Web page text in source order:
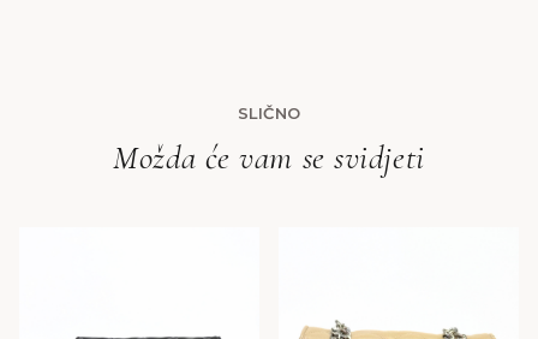
SLIČNO
Možda će vam se svidjeti